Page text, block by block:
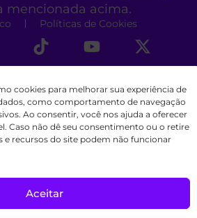
cookies para melhorar sua experiência de
como comportamento de navegação
Ao consentir, você nos ajuda a oferecer
Caso não dê seu consentimento ou o retire
e recursos do site podem não funcionar
Aceitar
mencionada acima.
Políticas de Cookies